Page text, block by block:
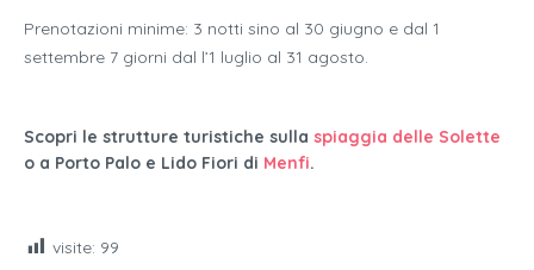
Prenotazioni minime: 3 notti sino al 30 giugno e dal 1
settembre 7 giorni dal l’1 luglio al 31 agosto.
Scopri le strutture turistiche sulla spiaggia delle Solette
o a Porto Palo e Lido Fiori di Menfi.
visite: 99